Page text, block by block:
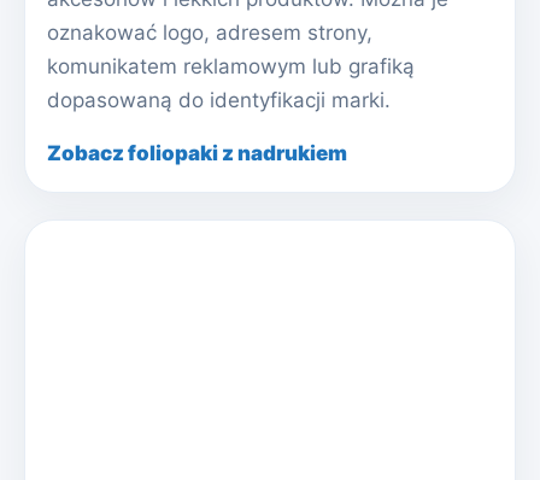
oznakować logo, adresem strony,
komunikatem reklamowym lub grafiką
dopasowaną do identyfikacji marki.
Zobacz foliopaki z nadrukiem